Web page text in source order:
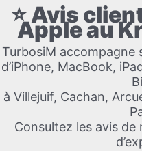
⭐ Avis
Apple au
TurbosiM accompagne
d’iPhone, MacBook,
à Villejuif, Cachan,
Consultez les avis